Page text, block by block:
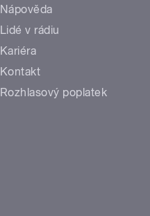
Nápověda
Lidé v rádiu
Kariéra
Kontakt
Rozhlasový poplatek